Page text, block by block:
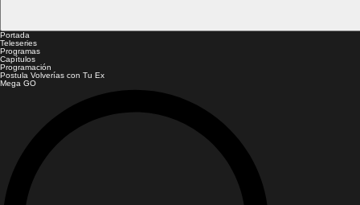
Portada
Teleseries
Programas
Capítulos
Programación
Postula Volverías con Tu Ex
Mega GO